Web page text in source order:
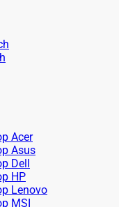
Acer
Asus
Dell
HP
Lenovo
MSI